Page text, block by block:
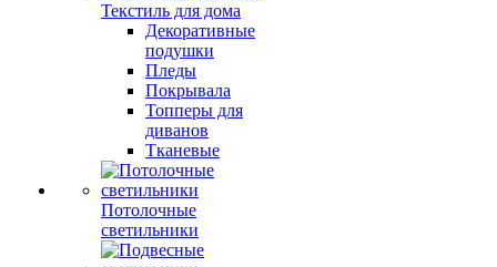
Текстиль для дома
Декоративные
подушки
Пледы
Покрывала
Топперы для
диванов
Тканевые
Потолочные
светильники